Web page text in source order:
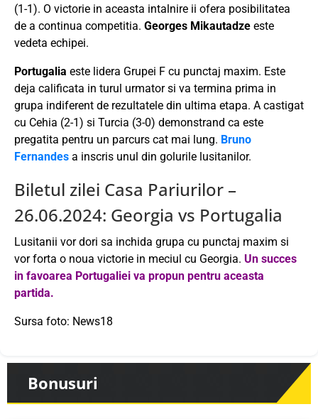
(1-1). O victorie in aceasta intalnire ii ofera posibilitatea
de a continua competitia. Georges Mikautadze este
vedeta echipei.
Portugalia este lidera Grupei F cu punctaj maxim. Este
deja calificata in turul urmator si va termina prima in
grupa indiferent de rezultatele din ultima etapa. A castigat
cu Cehia (2-1) si Turcia (3-0) demonstrand ca este
pregatita pentru un parcurs cat mai lung. Bruno
Fernandes a inscris unul din golurile lusitanilor.
Biletul zilei Casa Pariurilor –
26.06.2024: Georgia vs Portugalia
Lusitanii vor dori sa inchida grupa cu punctaj maxim si
vor forta o noua victorie in meciul cu Georgia. Un succes
in favoarea Portugaliei va propun pentru aceasta
partida.
Sursa foto: News18
Bonusuri